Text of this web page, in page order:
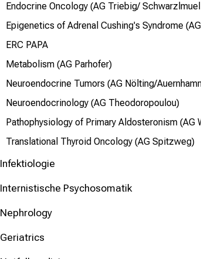
Endocrine Oncology (AG Triebig/
Epigenetics of Adrenal Cushing's Syndrome
ERC PAPA
Metabolism (AG Parhofer)
Neuroendocrine Tumors (AG Nölting/
Neuroendocrinology (AG Theodoropoulou)
Pathophysiology of Primary Aldosteronism (AG
Translational Thyroid Oncology (AG Spitzweg)
Infektiologie
Internistische Psychosomatik
Nephrology
Geriatrics